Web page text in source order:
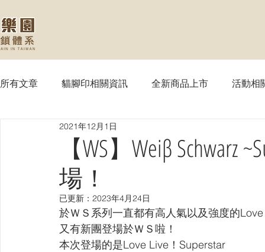
所有文章 貓腳印相關資訊 全新商品上市 活動相
【MTG】魔法風雲會
【SVE】闇影詩章
【OPTCG】航海王 【UA】UNION ARENA
【WS】Weiβ
場！
2021年12月1日
已更新： 2023年4月24日
於ＷＳ系列一直都有高人氣以及強度的
又有新團登場於ＷＳ啦！
本次登場的是Love Live！Superstar